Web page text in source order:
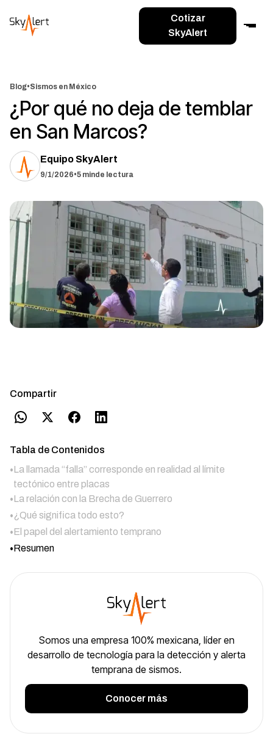
Cotizar
SkyAlert
Blog•Sismos en México
¿Por qué no deja de temblar
en San Marcos?
Equipo SkyAlert
9/1/2026•5 minde lectura
Compartir
Tabla de Contenidos
•La llamada “falla” corresponde en realidad al límite
tectónico entre placas
•La relación con la Brecha de Guerrero
•¿Qué significa todo esto?
•El papel del alertamiento temprano
•Resumen
Somos una empresa 100% mexicana, líder en
desarrollo de tecnología para la detección y alerta
temprana de sismos.
Conocer más